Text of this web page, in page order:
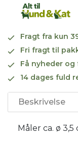
Fragt fra kun
Fri fragt til
Få nyheder
14 dages fuld
Beskrivelse
Måler ca. ø 3,5